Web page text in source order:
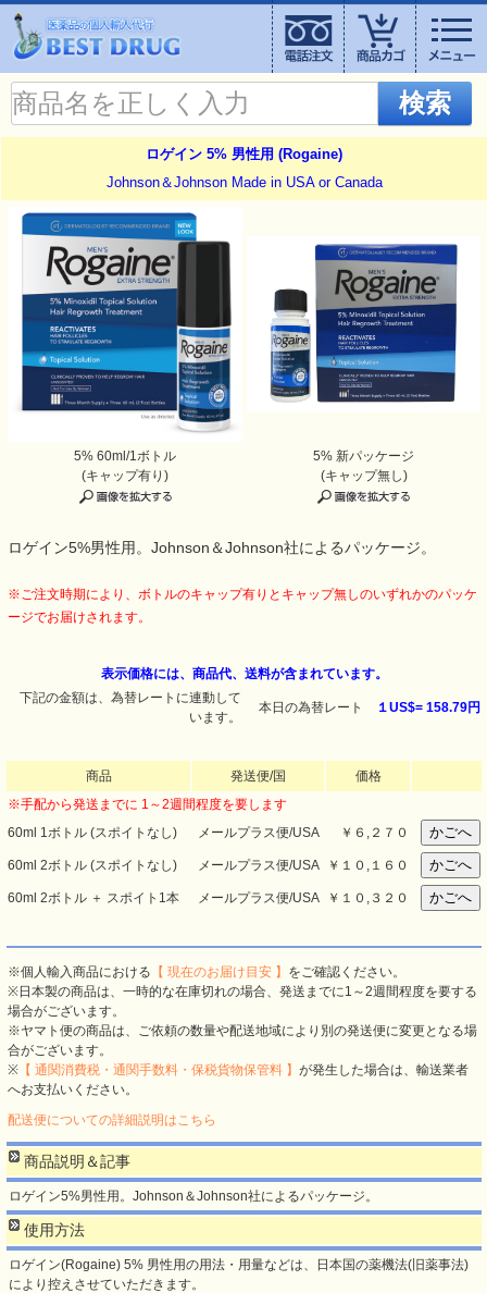
検索
ロゲイン 5% 男性用 (Rogaine)
Johnson＆Johnson Made in USA or Canada
5% 60ml/1ボトル
(キャップ有り)
5% 新パッケージ
(キャップ無し)
ロゲイン5%男性用。Johnson＆Johnson社によるパッケージ。
※ご注文時期により、ボトルのキャップ有りとキャップ無しのいずれかのパッケ
ージでお届けされます。
表示価格には、商品代、送料が含まれています。
下記の金額は、為替レートに連動して
います。
本日の為替レート １US$= 158.79円
商品 発送便/国
価格
※手配から発送までに 1～2週間程度を要します
60ml 1ボトル (スポイトなし)
メールプラス便/USA ￥ ６,２７０
60ml 2ボトル (スポイトなし) メールプラス便/USA ￥ １０,１６０
60ml 2ボトル ＋ スポイト1本 メールプラス便/USA ￥ １０,３２０
※個人輸入商品における 【 現在のお届け目安 】 をご確認ください。
※日本製の商品は、一時的な在庫切れの場合、発送までに1～2週間程度を要する
場合がございます。
※ヤマト便の商品は、ご依頼の数量や配送地域により別の発送便に変更となる場
合がございます。
※ 【 通関消費税・通関手数料・保税貨物保管料 】 が発生した場合は、輸送業者
へお支払いください。
配送便についての詳細説明はこちら
商品説明＆記事
ロゲイン5%男性用。Johnson＆Johnson社によるパッケージ。
使用方法
ロゲイン(Rogaine) 5% 男性用の用法・用量などは、日本国の薬機法(旧薬事法)
により控えさせていただきます。